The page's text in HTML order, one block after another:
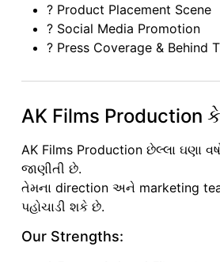
? Product Placement Scene
? Social Media Promotion
? Press Coverage & Behind
AK Films Production
AK Films Production છેલ્લા ઘણા
જાણીતી છે.
તેમના direction અને marketing
પહોચાડી શકે છે.
Our Strengths: